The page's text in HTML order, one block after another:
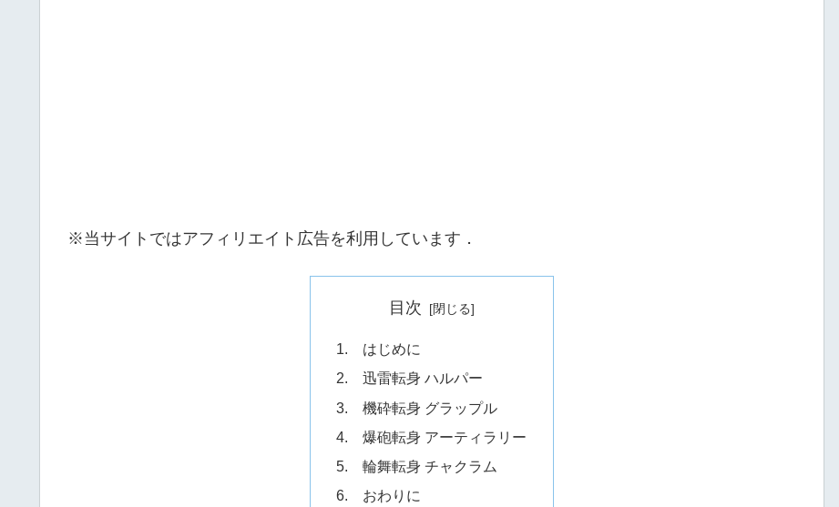
※当サイトではアフィリエイト広告を利用しています．
目次
1. はじめに
2. 迅雷転身 ハルパー
3. 機砕転身 グラップル
4. 爆砲転身 アーティラリー
5. 輪舞転身 チャクラム
6. おわりに